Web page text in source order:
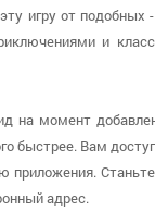
игру от
и
на момент
быстрее. Вам
приложения.
адрес.